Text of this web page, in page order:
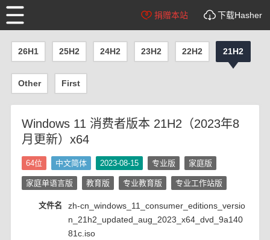
捐赠本站 下载Hasher
26H1 25H2 24H2 23H2 22H2 21H2
Other First
Windows 11 消费者版本 21H2（2023年8
月更新）x64
64位 中文简体 2023-08-15 专业版 家庭版
家庭单语言版 教育版 专业教育版 专业工作站版
文件名
zh-cn_windows_11_consumer_editions_versio
n_21h2_updated_aug_2023_x64_dvd_9a140
81c.iso